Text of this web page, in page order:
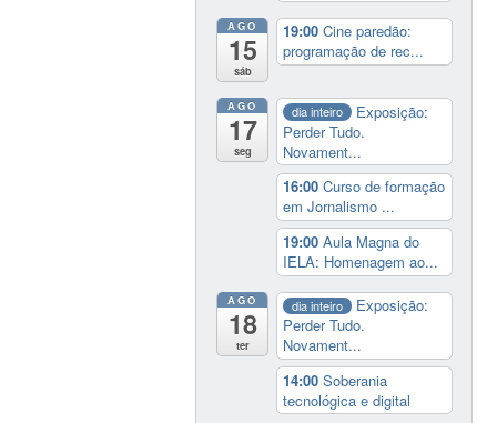
AGO
15
sáb
19:00Cine paredão:
programação de rec...
AGO
17
seg
dia inteiro
Exposição:
Perder Tudo.
Novament...
16:00Curso de formação
em Jornalismo ...
19:00Aula Magna do
IELA: Homenagem ao...
AGO
18
ter
dia inteiro
Exposição:
Perder Tudo.
Novament...
14:00Soberania
tecnológica e digital